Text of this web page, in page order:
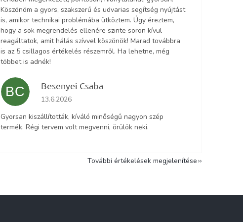
Köszönöm a gyors, szakszerű és udvarias segítség nyújtást
is, amikor technikai problémába ütköztem. Úgy éreztem,
hogy a sok megrendelés ellenére szinte soron kívül
reagáltatok, amit hálás szívvel köszönök! Marad továbbra
is az 5 csillagos értékelés részemről. Ha lehetne, még
többet is adnék!
BC Besenyei Csaba
Az áruház értékelése 5-ből 5 csillag.
13.6.2026
Gyorsan kiszállították, kíváló minőségű nagyon szép
termék. Régi tervem volt megvenni, örülök neki.
További értékelések megjelenítése